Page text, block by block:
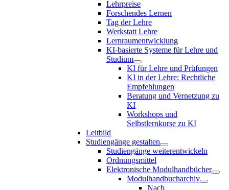
Lehrpreise
Forschendes Lernen
Tag der Lehre
Werkstatt Lehre
Lernraumentwicklung
KI-basierte Systeme für Lehre und
Studium
KI für Lehre und Prüfungen
KI in der Lehre: Rechtliche
Empfehlungen
Beratung und Vernetzung zu
KI
Workshops und
Selbstlernkurse zu KI
Leitbild
Studiengänge gestalten
Studiengänge weiterentwickeln
Ordnungsmittel
Elektronische Modulhandbücher
Modulhandbucharchiv
Nach